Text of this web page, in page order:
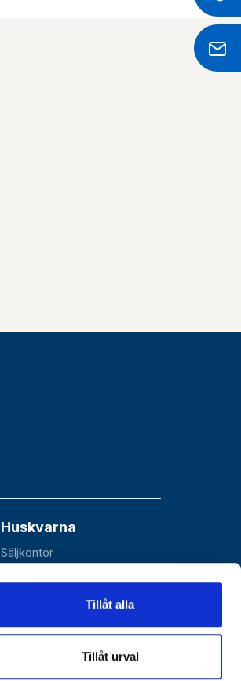
Tillåt alla
Tillåt urval
Huskvarna
Säljkontor